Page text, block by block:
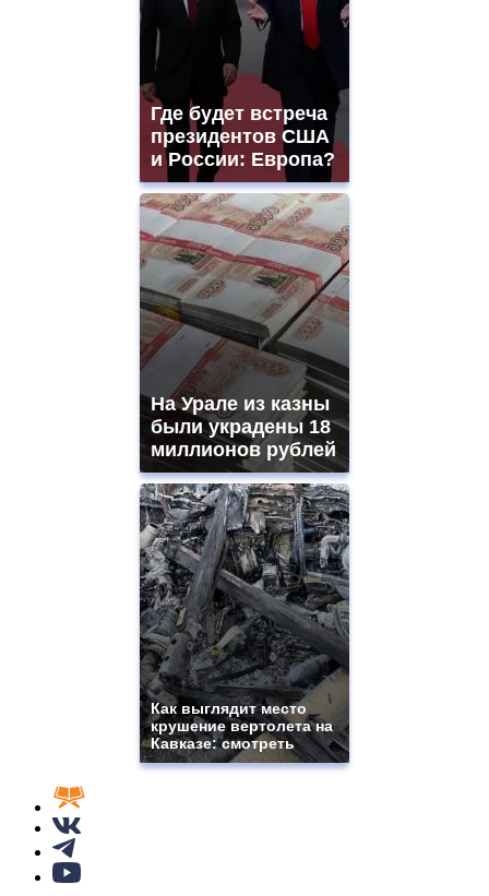
Где будет встреча
президентов США
и России: Европа?
На Урале из казны
были украдены 18
миллионов рублей
Как выглядит место
крушение вертолета на
Кавказе: смотреть